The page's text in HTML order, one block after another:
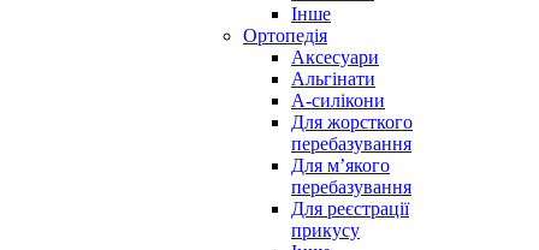
Інше
Ортопедія
Аксесуари
Альгінати
А-силікони
Для жорсткого
перебазування
Для м’якого
перебазування
Для реєстрації
прикусу